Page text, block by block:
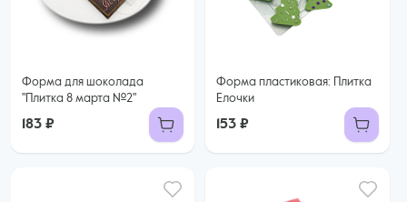
Форма для шоколада
"Плитка 8 марта №2"
183 ₽
Форма пластиковая: Плитка
Елочки
153 ₽